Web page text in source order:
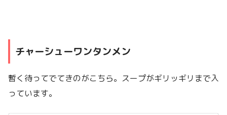
チャーシューワンタンメン
暫く待ってでてきのがこちら。スープがギリッギリまで入
っています。